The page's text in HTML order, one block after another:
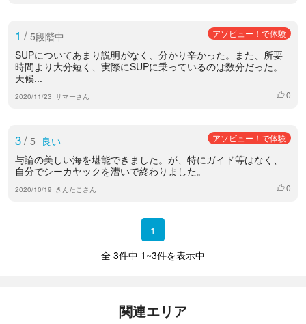
1 / 5段階中 アソビュー！で体験
SUPについてあまり説明がなく、分かり辛かった。また、所要
時間より大分短く、実際にSUPに乗っているのは数分だった。
天候...
2020/11/23 サマーさん いいね
0
3/ 5 良い アソビュー！で体験
与論の美しい海を堪能できました。が、特にガイド等はなく、
自分でシーカヤックを漕いで終わりました。
2020/10/19 きんたこさん いいね
0
1
全 3件中 1~3件を表示中
関連エリア